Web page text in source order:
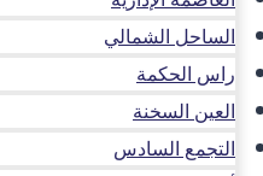
الساحل الشمالي
راس الحكمة
العين السخنة
التجمع السادس